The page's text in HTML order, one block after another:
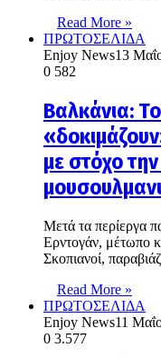
Read More »
ΠΡΩΤΟΣΕΛΙΔΑ
Enjoy News13
0 582
Bαλκάνια:
με στόχο
Μετά τα περίεργα
Ερντογάν, μέτωπο
Σκοπιανοί,
Read More »
ΠΡΩΤΟΣΕΛΙΔΑ
Enjoy News11
0 3.577